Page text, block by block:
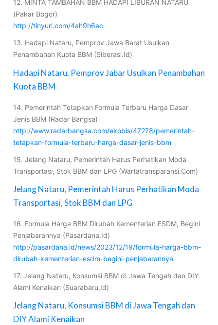
12. MINTA TAMBAHAN BBM HADAPI LIBURAN NATARU
(Pakar Bogor)
http://tinyurl.com/4ah9h6ac
13. Hadapi Nataru, Pemprov Jawa Barat Usulkan
Penambahan Kuota BBM (Siberasi.Id)
Hadapi Nataru, Pemprov Jabar Usulkan Penambahan
Kuota BBM
14. Pemerintah Tetapkan Formula Terbaru Harga Dasar
Jenis BBM (Radar Bangsa)
http://www.radarbangsa.com/ekobis/47278/pemerintah-
tetapkan-formula-terbaru-harga-dasar-jenis-bbm
15. Jelang Nataru, Pemerintah Harus Perhatikan Moda
Transportasi, Stok BBM dan LPG (Wartatransparansi.Com)
Jelang Nataru, Pemerintah Harus Perhatikan Moda
Transportasi, Stok BBM dan LPG
16. Formula Harga BBM Dirubah Kementerian ESDM, Begini
Penjabarannya (Pasardana.Id)
http://pasardana.id/news/2023/12/19/formula-harga-bbm-
dirubah-kementerian-esdm-begini-penjabarannya
17. Jelang Nataru, Konsumsi BBM di Jawa Tengah dan DIY
Alami Kenaikan (Suarabaru.Id)
Jelang Nataru, Konsumsi BBM di Jawa Tengah dan
DIY Alami Kenaikan